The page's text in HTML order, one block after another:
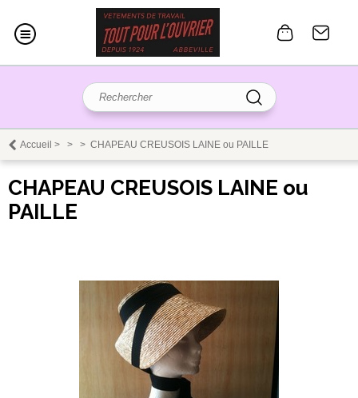
Accueil > > > CHAPEAU CREUSOIS LAINE ou PAILLE
CHAPEAU CREUSOIS LAINE ou
PAILLE